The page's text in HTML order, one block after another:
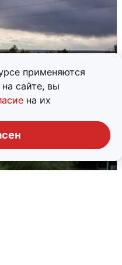
применяются
сайте, вы
на их